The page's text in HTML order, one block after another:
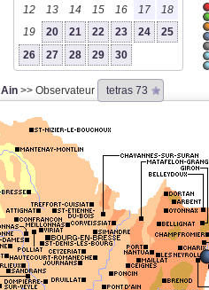
12
13 14 15 16 17
18
19
20 21 22 23 24
25
26
27 28 29 30
Ain>> Observateur tetras 73